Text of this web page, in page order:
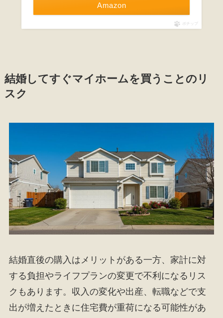
Amazon
ポチップ
結婚してすぐマイホームを買うことのリ
スク
結婚直後の購入はメリットがある一方、家計に対
する負担やライフプランの変更で不利になるリス
クもあります。収入の変化や出産、転職などで支
出が増えたときに住宅費が重荷になる可能性があ